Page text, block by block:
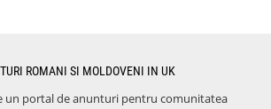
ROMANI SI MOLDOVENI IN UK
un portal de anunturi pentru comunitatea